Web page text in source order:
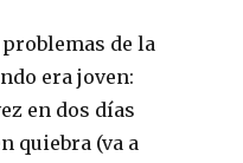
de la
era joven:
en dos días
quiebra (va a